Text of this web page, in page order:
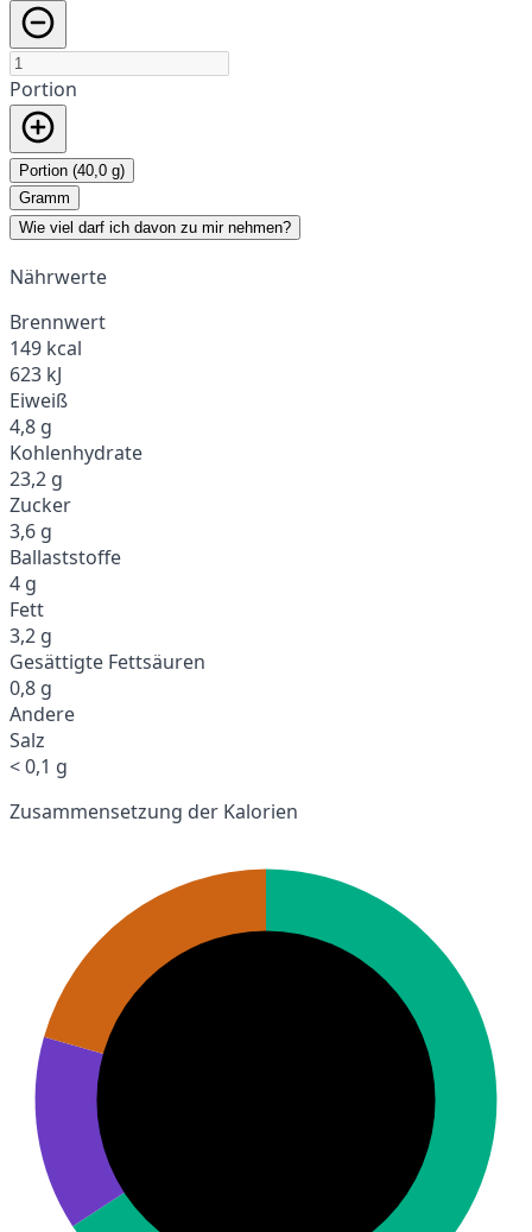
Portion
Portion (40,0 g)
Gramm
Wie viel darf ich davon zu mir nehmen?
Nährwerte
Brennwert
149 kcal
623 kJ
Eiweiß
4,8 g
Kohlenhydrate
23,2 g
Zucker
3,6 g
Ballaststoffe
4 g
Fett
3,2 g
Gesättigte Fettsäuren
0,8 g
Andere
Salz
< 0,1 g
Zusammensetzung der Kalorien